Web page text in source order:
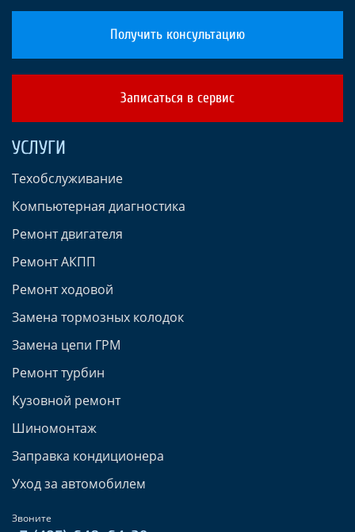
Получить консультацию
Записаться в сервис
УСЛУГИ
Техобслуживание
Компьютерная диагностика
Ремонт двигателя
Ремонт АКПП
Ремонт ходовой
Замена тормозных колодок
Замена цепи ГРМ
Ремонт турбин
Кузовной ремонт
Шиномонтаж
Заправка кондиционера
Уход за автомобилем
Звоните